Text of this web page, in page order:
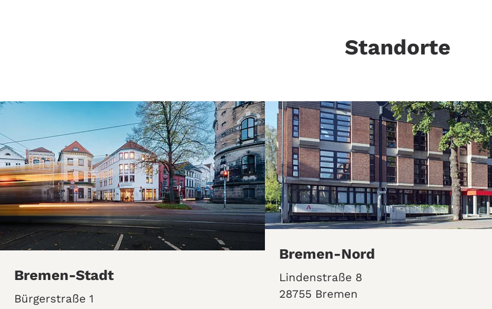
Standorte
Bremen-Stadt
Bürgerstraße 1
Bremen-Nord
Lindenstraße 8
28755 Bremen